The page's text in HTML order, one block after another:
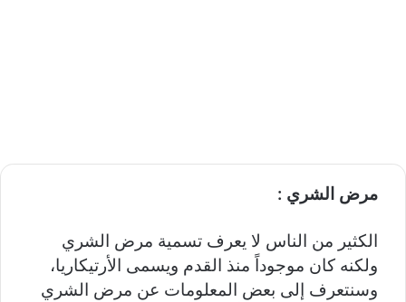
مرض الشري :
الكثير من الناس لا يعرف تسمية مرض الشري
ولكنه كان موجوداً منذ القدم ويسمى الأرتيكاريا،
وسنتعرف إلى بعض المعلومات عن مرض الشري